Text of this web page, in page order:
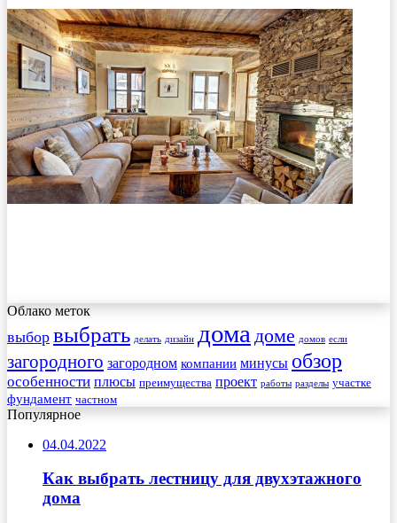
Облако меток
выбор выбрать делать дизайн дома доме домов если
загородного загородном компании минусы обзор
особенности плюсы преимущества проект работы разделы участке
фундамент частном
Популярное
04.04.2022
Как выбрать лестницу для двухэтажного
дома